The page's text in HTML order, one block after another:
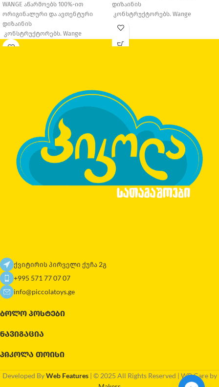
WANGE აწარმოებს 100%-ით
ორიგინალური და ავთენტური
დიზაინის
კონსტრუქტორებს. Wange
Education დაარსდა 1995 წელს,
დიზაინის
კონსტრუქტორებს. Wange
Education დაარსდა 1995 წელს,
საწარმო იყო, თუმცა
ქვიტირის პირველი ქუჩა 2გ
+995 571 77 07 07
info@piccolatoys.ge
ᲑᲝᲚᲝ ᲞᲝᲡᲢᲔᲑᲘ
ᲜᲐᲕᲘᲒᲐᲪᲘᲐ
ᲞᲘᲙᲝᲚᲐ ᲗᲝᲘᲡᲘ
Developed ByWeb Features | © 2025 All Rights Reserved | WP Care by